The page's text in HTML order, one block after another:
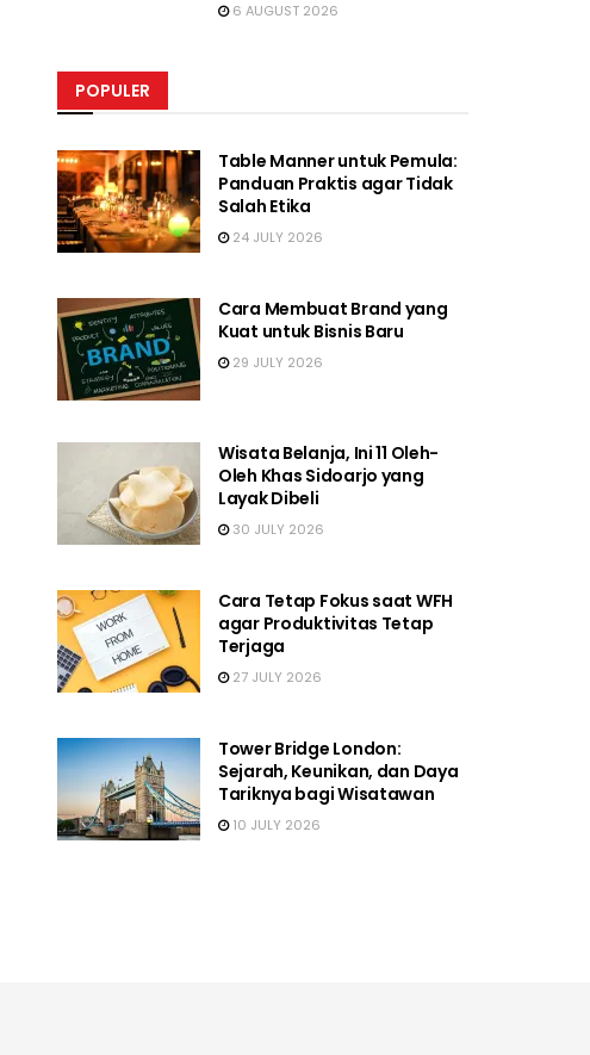
6 AUGUST 2026
POPULER
Table Manner untuk Pemula:
Panduan Praktis agar Tidak
Salah Etika
24 JULY 2026
Cara Membuat Brand yang
Kuat untuk Bisnis Baru
29 JULY 2026
Wisata Belanja, Ini 11 Oleh-
Oleh Khas Sidoarjo yang
Layak Dibeli
30 JULY 2026
Cara Tetap Fokus saat WFH
agar Produktivitas Tetap
Terjaga
27 JULY 2026
Tower Bridge London:
Sejarah, Keunikan, dan Daya
Tariknya bagi Wisatawan
10 JULY 2026